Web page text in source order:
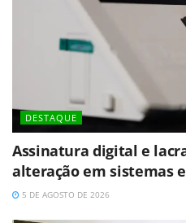
DESTAQUE
Assinatura digital e
alteração em sistemas
5 DE AGOSTO DE 2026